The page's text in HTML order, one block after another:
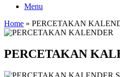
Menu
Home » PERCETAKAN
PERCETAKAN